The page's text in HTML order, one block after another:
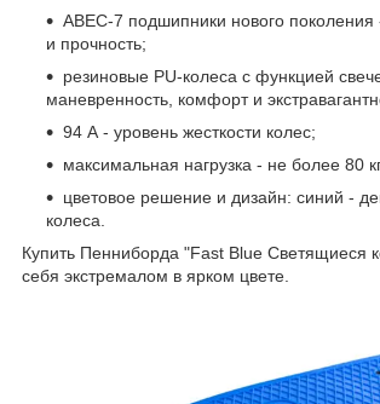
ABEC-7 подшипники нового
и прочность;
резиновые PU-колеса с функцией
маневренность, комфорт и
94 А - уровень жесткости колес;
максимальная нагрузка - не более 80
цветовое решение и дизайн: синий -
колеса.
Купить Пенниборда "Fast Blue Светящиеся
себя экстремалом в ярком цвете.